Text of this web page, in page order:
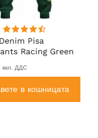
Pisa
Racing Green
вкл. ДДС
в кошницата